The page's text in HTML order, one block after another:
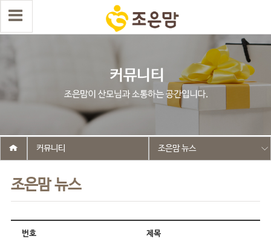
조은맘 뉴스
커뮤니티 조은맘 뉴스
번호 제목